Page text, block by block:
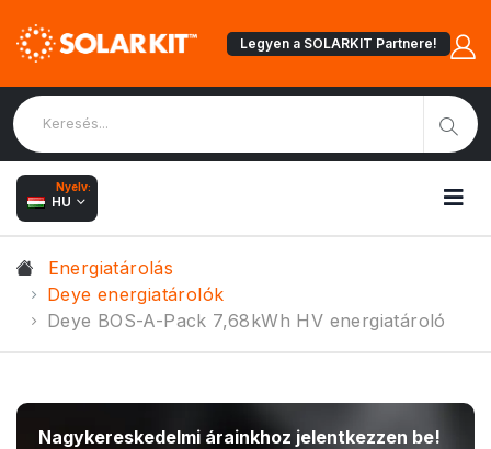
Legyen a SOLARKIT Partnere!
Nyelv:
HU
Energiatárolás
Deye energiatárolók
Deye BOS-A-Pack 7,68kWh HV energiatároló
Nagykereskedelmi árainkhoz jelentkezzen be!